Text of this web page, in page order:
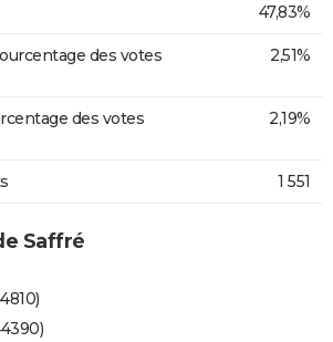
47,83%
des votes
2,51%
des votes
2,19%
1 551
Saffré